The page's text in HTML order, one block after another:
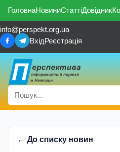
ГоловнаНовиниСтаттіДовідник
info@perspekt.org.ua
ВхідРеєстрація
← До списку новин